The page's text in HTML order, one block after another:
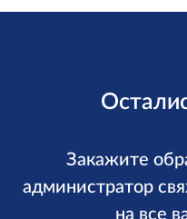
Закажите
администратор
на все